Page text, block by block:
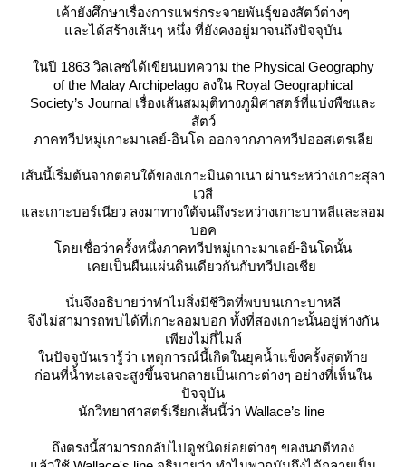
เค้ายังศึกษาเรื่องการแพร่กระจายพันธุ์ของสัตว์ต่างๆ
ละได้สร้างเส้นๆ หนึ่ง ที่ยังคงอยู่มาจนถึงปัจจุบัน
นปี 1863 วิลเลซได้เขียนบทความ the Physical Geography
of the Malay Archipelago ลงใน Royal Geographical
Society’s Journal เรื่องเส้นสมมุติทางภูมิศาสตร์ที่แบ่งพืชและ
สัตว์
ภาคทวีปหมู่เกาะมาเลย์-อินโด ออกจากภาคทวีปออสเตรเลี
เส้นนี้เริ่มต้นจากตอนใต้ของเกาะมินดาเนา ผ่านระหว่างเกาะสุลา
เวสี
ละเกาะบอร์เนียว ลงมาทางใต้จนถึงระหว่างเกาะบาหลีและลอม
บอค
ดยเชื่อว่าครั้งหนึ่งภาคทวีปหมู่เกาะมาเลย์-อินโดนั้น
เคยเป็นผืนแผ่นดินเดียวกันกับทวีปเอเชี
นั่นจึงอธิบายว่าทำไมสิ่งมีชีวิตที่พบบนเกาะบาหลี
จึงไม่สามารถพบได้ที่เกาะลอมบอก ทั้งที่สองเกาะนั้นอยู่ห่างกัน
เพียงไม่กี่ไมล์
นปัจจุบันเรารู้ว่า เหตุการณ์นี้เกิดในยุคน้ำแข็งครั้งสุดท้า
ก่อนที่น้ำทะเลจะสูงขึ้นจนกลายเป็นเกาะต่างๆ อย่างที่เห็นใน
ปัจจุบัน
นักวิทยาศาสตร์เรียกเส้นนี้ว่า Wallace’s line
ถึงตรงนี้สามารถกลับไปดูชนิดย่อยต่างๆ ของนกตีทอง